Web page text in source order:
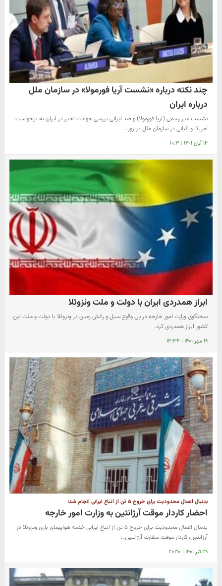
چند نکته درباره «نشست آریا فورمولا» در سازمان ملل
درباره ایران
نشست غیر رسمی (آریا فورمولا) و ضد ایرانی بررسی حوادث اخیر در ایران به درخواست
آمریکا و آلبانی در سازمان ملل در روز…
۱۲ آبان ۱۴۰۱ | ۱۰:۳
ابراز همدردی ایران با دولت و ملت ونزوئلا
سخنگوی وزارت امور خارجه در پی وقوع سیل و رانش زمین در ونزوئلا با دولت و ملت این
کشور ابراز همدردی کرد.
۱۹ مهر ۱۴۰۱ | ۱۳:۳۴
بدنبال اعمال محدودیت برای خروج ۵ تن از اتباع ایرانی انجام شد؛
احضار کاردار موقت آرژانتین به وزارت امور خارجه
بدنبال اعمال محدودیت برای خروج ۵ تن از اتباع ایرانی خدمه هواپیمای باری ونزوئلا در
آرژانتین، کاردار موقت سفارت آرژانتین…
۲۹ تیر ۱۴۰۱ | ۲۱:۳۰